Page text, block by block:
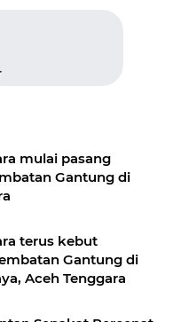
mulai pasang
Gantung di
terus kebut
Gantung di
Aceh Tenggara